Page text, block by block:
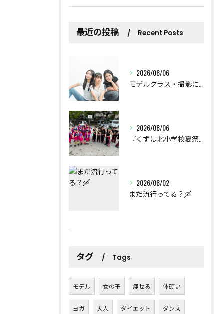
最近の投稿 Recent Posts
2026/08/06
モデルクラス・撮影に挑戦しました。
2026/08/06
『くずは北小学校夏祭り』出演報告
2026/08/02
まだ流行ってる？🛶
タグ Tags
モデル 女の子 痩せる 体硬い
ヨガ 大人 ダイエット ダンス